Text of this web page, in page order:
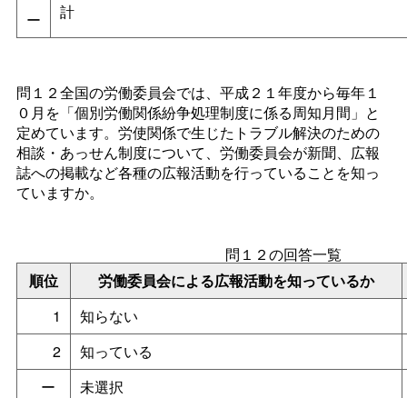
ー 計
問１２全国の労働委員会では、平成２１年度から毎年１
０月を「個別労働関係紛争処理制度に係る周知月間」と
定めています。労使関係で生じたトラブル解決のための
相談・あっせん制度について、労働委員会が新聞、広報
誌への掲載など各種の広報活動を行っていることを知っ
ていますか。
順位 労働委員会による広報活動を知っているか
問１２の回答一覧
1
知らない
2
知っている
ー
未選択